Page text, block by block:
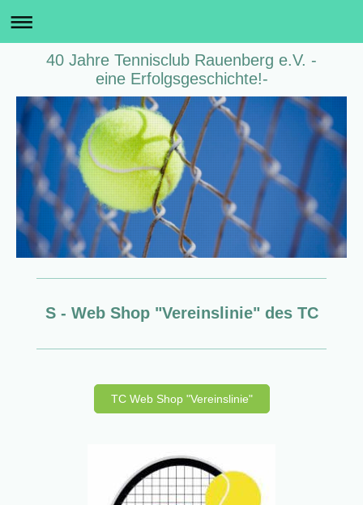
40 Jahre Tennisclub Rauenberg e.V. -
eine Erfolgsgeschichte!-
S - Web Shop "Vereinslinie" des TC
TC Web Shop "Vereinslinie"